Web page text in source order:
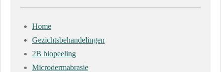
Home
Gezichtsbehandelingen
2B biopeeling
Microdermabrasie